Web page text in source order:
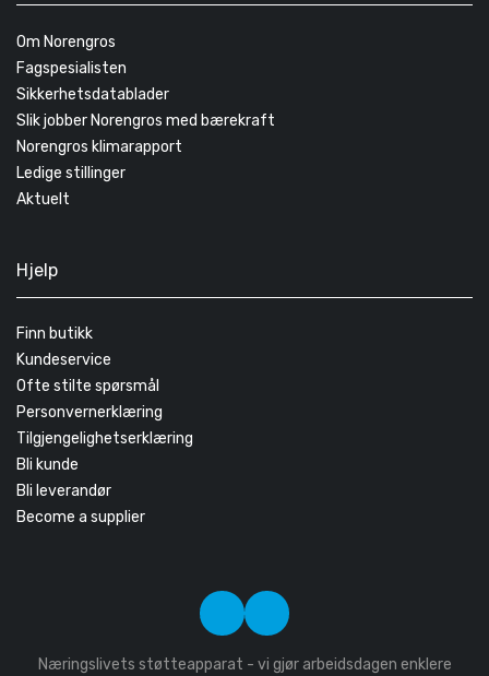
Om Norengros
Fagspesialisten
Sikkerhetsdatablader
Slik jobber Norengros med bærekraft
Norengros klimarapport
Ledige stillinger
Aktuelt
Hjelp
Finn butikk
Kundeservice
Ofte stilte spørsmål
Personvernerklæring
Tilgjengelighetserklæring
Bli kunde
Bli leverandør
Become a supplier
Næringslivets støtteapparat - vi gjør arbeidsdagen enklere